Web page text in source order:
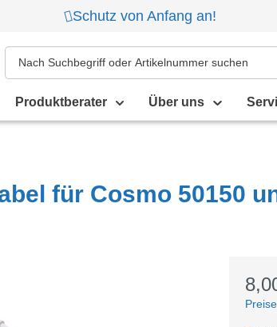
Schutz von Anfang an!
Produktberater Über uns
für Cosmo 50150